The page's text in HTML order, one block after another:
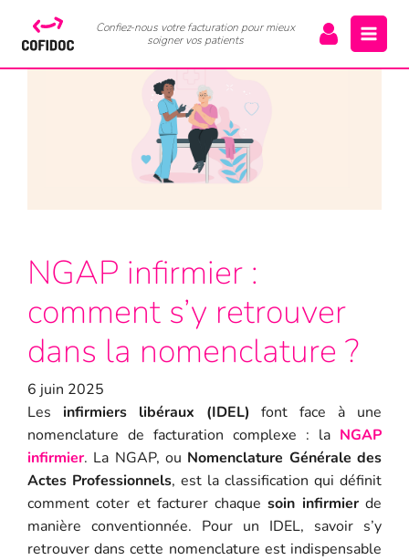
Confiez-nous votre facturation pour mieux
soigner vos patients
NGAP infirmier :
comment s’y retrouver
dans la nomenclature ?
6 juin 2025
Les infirmiers libéraux (IDEL) font face à une
nomenclature de facturation complexe : la NGAP
infirmier. La NGAP, ou Nomenclature Générale des
Actes Professionnels, est la classification qui définit
comment coter et facturer chaquesoin infirmierde
manière conventionnée. Pour un IDEL, savoir s’y
retrouver dans cette nomenclature est indispensable